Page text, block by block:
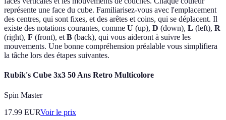
représente une face du cube. Familiarisez-vous avec l'emplacement
des centres, qui sont fixes, et des arêtes et coins, qui se déplacent. Il
existe des notations courantes, comme U (up), D (down), L (left), R
(right), F (front), et B (back), qui vous aideront à suivre les
mouvements. Une bonne compréhension préalable vous simplifiera
la tâche lors des étapes suivantes.
Rubik's Cube 3x3 50 Ans Retro Multicolore
Spin Master
17.99 EURVoir le prix